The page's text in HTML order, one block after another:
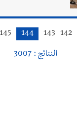
142
143
144
145
النتائج : 3007